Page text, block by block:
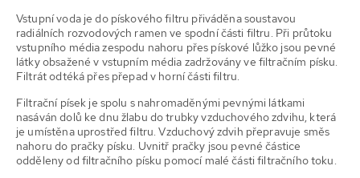
Vstupní voda je do pískového filtru přiváděna soustavou
radiálních rozvodových ramen ve spodní části filtru. Při průtoku
vstupního média zespodu nahoru přes pískové lůžko jsou pevné
látky obsažené v vstupním média zadržovány ve filtračním písku.
Filtrát odtéká přes přepad v horní části filtru.
Filtrační písek je spolu s nahromaděnými pevnými látkami
nasáván dolů ke dnu žlabu do trubky vzduchového zdvihu, která
je umístěna uprostřed filtru. Vzduchový zdvih přepravuje směs
nahoru do pračky písku. Uvnitř pračky jsou pevné částice
odděleny od filtračního písku pomocí malé části filtračního toku.